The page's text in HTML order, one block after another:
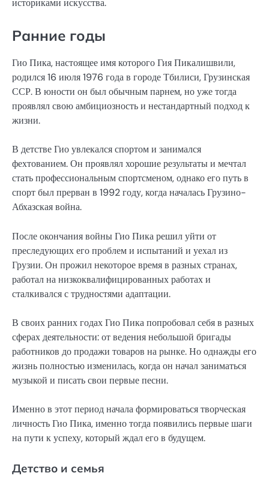
историками искусства.
Ранние годы
Гио Пика, настоящее имя которого Гия Пикалишвили,
родился 16 июля 1976 года в городе Тбилиси, Грузинская
ССР. В юности он был обычным парнем, но уже тогда
проявлял свою амбициозность и нестандартный подход к
жизни.
В детстве Гио увлекался спортом и занимался
фехтованием. Он проявлял хорошие результаты и мечтал
стать профессиональным спортсменом, однако его путь в
спорт был прерван в 1992 году, когда началась Грузино-
Абхазская война.
После окончания войны Гио Пика решил уйти от
преследующих его проблем и испытаний и уехал из
Грузии. Он прожил некоторое время в разных странах,
работал на низкоквалифицированных работах и
сталкивался с трудностями адаптации.
В своих ранних годах Гио Пика попробовал себя в разных
сферах деятельности: от ведения небольшой бригады
работников до продажи товаров на рынке. Но однажды его
жизнь полностью изменилась, когда он начал заниматься
музыкой и писать свои первые песни.
Именно в этот период начала формироваться творческая
личность Гио Пика, именно тогда появились первые шаги
на пути к успеху, который ждал его в будущем.
Детство и семья